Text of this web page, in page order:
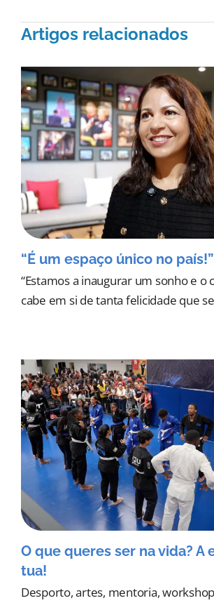
Artigos relacionados
“É um espaço único no país!”
“Estamos a inaugurar um sonho e o
cabe em si de tanta felicidade que
O que queres ser na vida? A
tua!
Desporto, artes, mentoria,